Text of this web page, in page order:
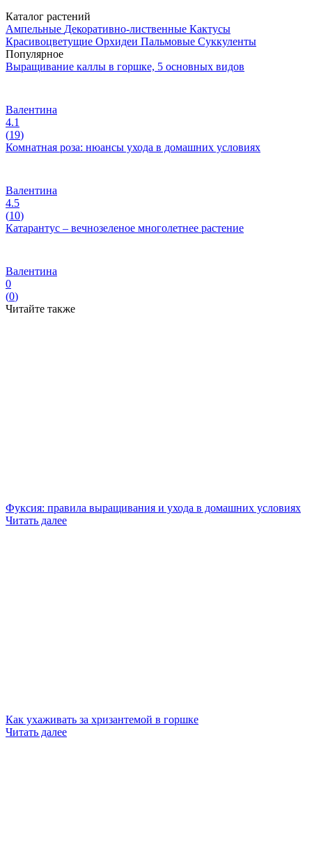
Каталог растений
Ампельные Декоративно-лиственные Кактусы
Красивоцветущие Орхидеи Пальмовые Суккуленты
Популярное
Выращивание каллы в горшке, 5 основных видов
Валентина
4.1
(19)
Комнатная роза: нюансы ухода в домашних условиях
Валентина
4.5
(10)
Катарантус – вечнозеленое многолетнее растение
Валентина
0
(0)
Читайте также
Фуксия: правила выращивания и ухода в домашних условиях
Читать далее
Как ухаживать за хризантемой в горшке
Читать далее